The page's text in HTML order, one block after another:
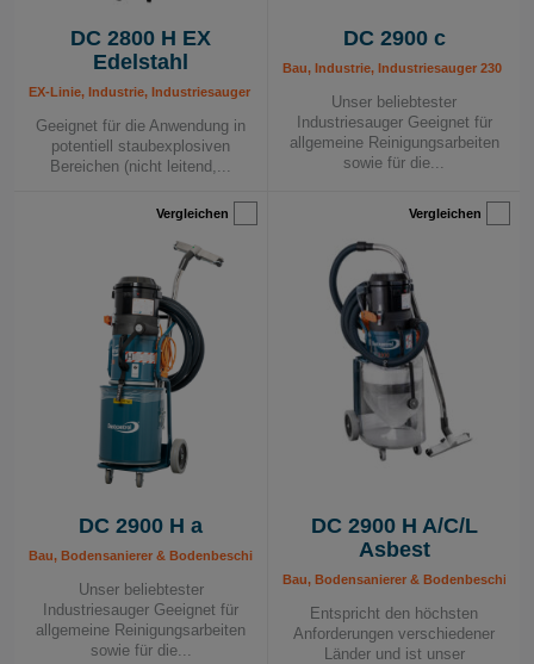
DC 2800 H EX
Edelstahl
EX-Linie, Industrie, Industriesauger 230 V, Mobile Absauggeräte
Geeignet für die Anwendung in
potentiell staubexplosiven
Bereichen (nicht leitend,...
DC 2900 c
Bau, Industrie, Industriesauger 230 V,
Unser beliebtester
Industriesauger Geeignet für
allgemeine Reinigungsarbeiten
sowie für die...
Vergleichen
DC 2900 H a
Bau, Bodensanierer & Bodenbeschichtung, Fliesenleger & Steinmetze,
Unser beliebtester
Industriesauger Geeignet für
allgemeine Reinigungsarbeiten
sowie für die...
Vergleichen
DC 2900 H A/C/L
Asbest
Bau, Bodensanierer &
Entspricht den höchsten
Anforderungen verschiedener
Länder und ist unser